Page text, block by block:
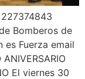
Bomberos de
es Fuerza email
El viernes 30